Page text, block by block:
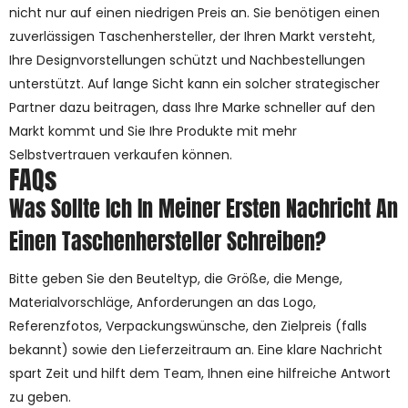
nicht nur auf einen niedrigen Preis an. Sie benötigen einen
zuverlässigen Taschenhersteller, der Ihren Markt versteht,
Ihre Designvorstellungen schützt und Nachbestellungen
unterstützt. Auf lange Sicht kann ein solcher strategischer
Partner dazu beitragen, dass Ihre Marke schneller auf den
Markt kommt und Sie Ihre Produkte mit mehr
Selbstvertrauen verkaufen können.
FAQs
Was Sollte Ich In Meiner Ersten Nachricht An
Einen Taschenhersteller Schreiben?
Bitte geben Sie den Beuteltyp, die Größe, die Menge,
Materialvorschläge, Anforderungen an das Logo,
Referenzfotos, Verpackungswünsche, den Zielpreis (falls
bekannt) sowie den Lieferzeitraum an. Eine klare Nachricht
spart Zeit und hilft dem Team, Ihnen eine hilfreiche Antwort
zu geben.